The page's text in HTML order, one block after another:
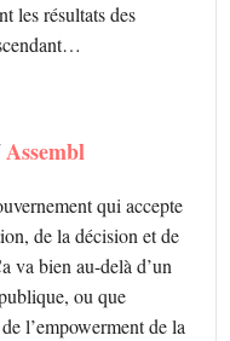
les résultats des
Assembl
qui accepte
de la décision et de
va bien au-delà d’un
ou que
l’empowerment de la